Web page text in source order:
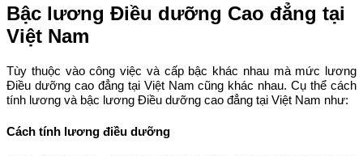
Bậc lương Điều dưỡng Cao đẳng tại
Việt Nam
Tùy thuộc vào công việc và cấp bậc khác nhau mà mức lương
Điều dưỡng cao đẳng tại Việt Nam cũng khác nhau. Cụ thể cách
tính lương và bậc lương Điều dưỡng cao đẳng tại Việt Nam như:
Cách tính lương điều dưỡng